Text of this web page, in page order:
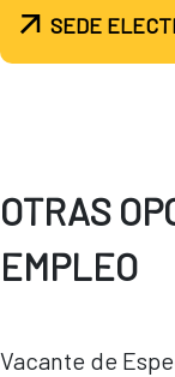
SEDE
OTRAS
EMPLEO
Vacante de